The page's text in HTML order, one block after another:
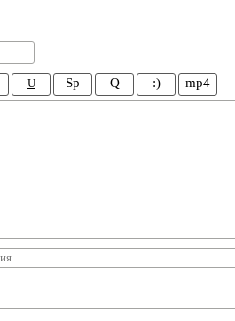
U Sp Q :) mp4